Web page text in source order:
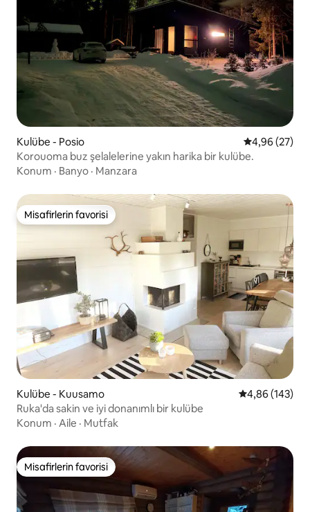
Kulübe - Posio 5 üzerinden
4,96 (27)
Korouoma buz şelalelerine yakın harika bir kulübe.
Konum · Banyo · Manzara
Misafirlerin favorisi
Misafirlerin favorisi
Kulübe - Kuusamo 5 üzerinden
4,86 (143)
Ruka'da sakin ve iyi donanımlı bir kulübe
Konum · Aile · Mutfak
Misafirlerin favorisi
Misafirlerin favorisi